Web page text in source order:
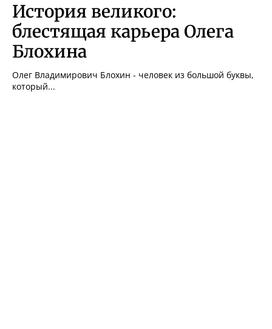
История великого:
блестящая карьера Олега
Блохина
Олег Владимирович Блохин - человек из большой буквы,
который...